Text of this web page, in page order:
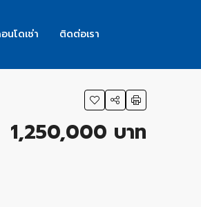
นโดเช่า ติดต่อเรา
1,250,000 บาท